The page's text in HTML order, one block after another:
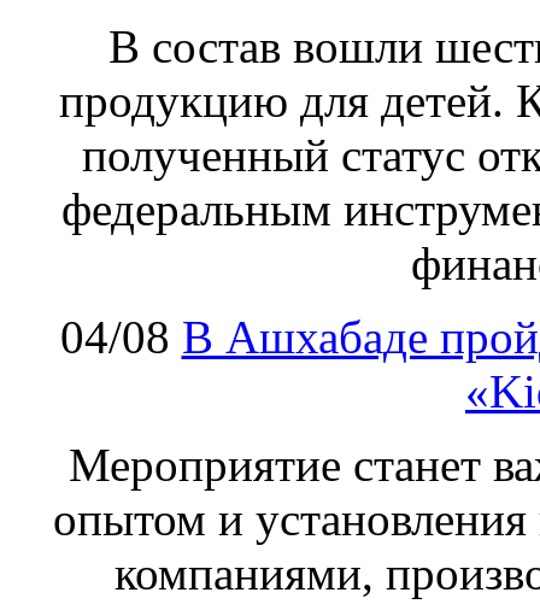
В состав вошли
продукцию для детей.
полученный статус
федеральным
04/08 В Ашхабаде
Мероприятие станет
опытом и
компаниями,